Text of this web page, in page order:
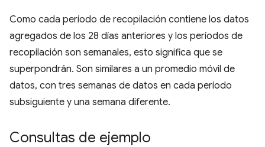
Como cada período de recopilación contiene los datos
agregados de los 28 días anteriores y los períodos de
recopilación son semanales, esto significa que se
superpondrán. Son similares a un promedio móvil de
datos, con tres semanas de datos en cada período
subsiguiente y una semana diferente.
Consultas de ejemplo